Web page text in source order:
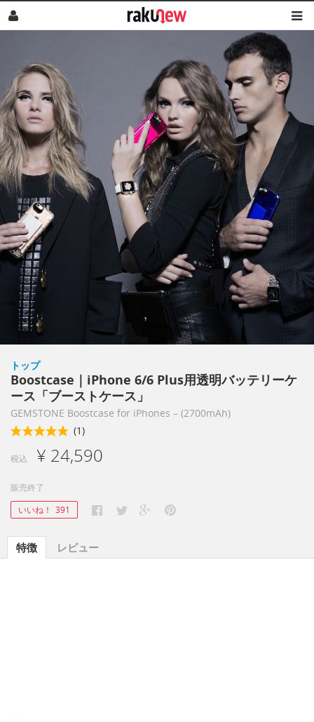
トップ
Boostcase｜iPhone 6/6 Plus用透明バッテリーケ
ース「ブーストケース」
GEMSTONE Boostcase for iPhones – (2700mAh)
(1)
税込 ¥ 24,590
販売終了
いいね！ 391
特徴 レビュー